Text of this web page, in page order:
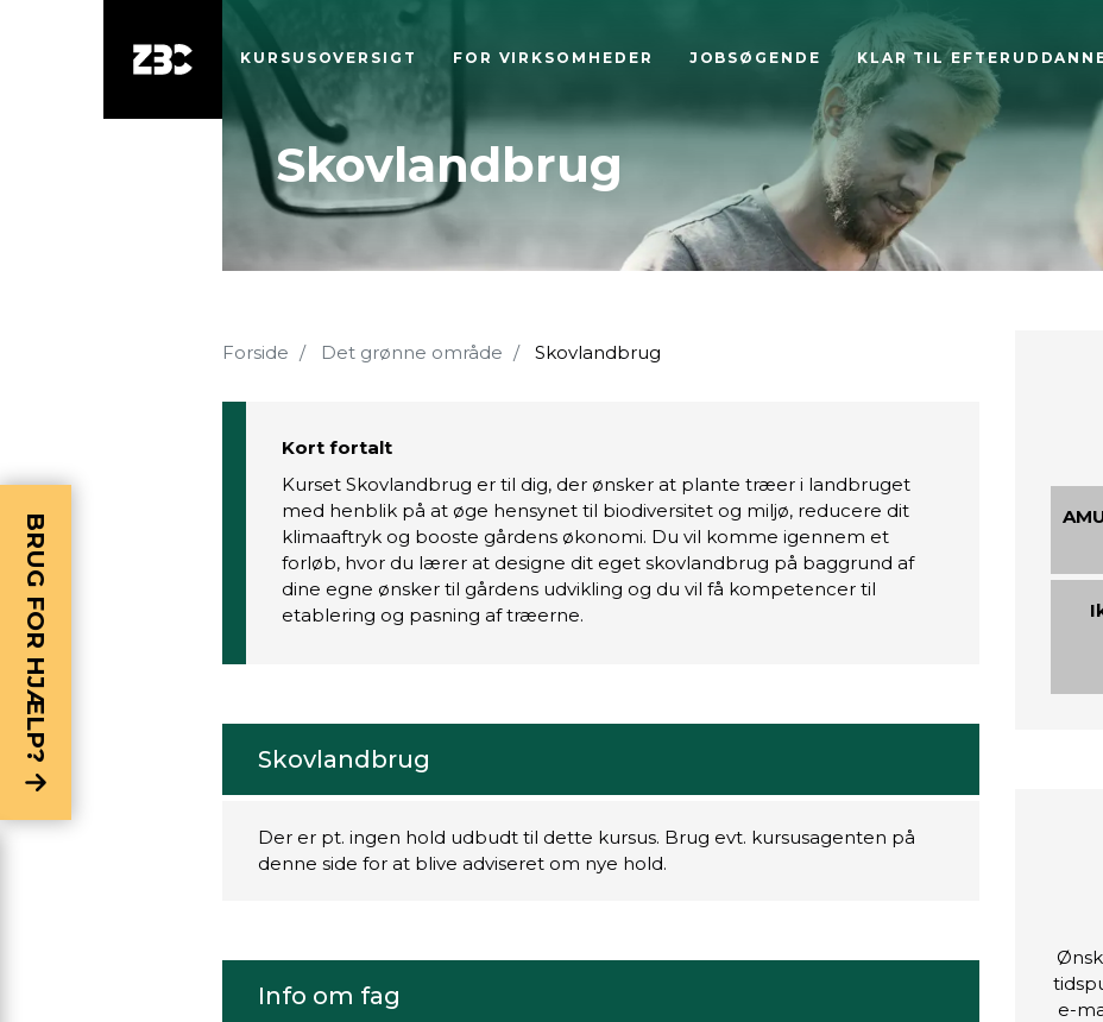
KURSUSOVERSIGT FOR VIRKSOMHEDER JOBSØGENDE KLAR TIL
Skovlandbrug
Forside Det grønne område Skovlandbrug
Kort fortalt
Kurset Skovlandbrug er til dig, der ønsker at plante træer i landbruget
med henblik på at øge hensynet til biodiversitet og miljø, reducere dit
klimaaftryk og booste gårdens økonomi. Du vil komme igennem et
forløb, hvor du lærer at designe dit eget skovlandbrug på baggrund af
dine egne ønsker til gårdens udvikling og du vil få kompetencer til
etablering og pasning af træerne.
Skovlandbrug
Der er pt. ingen hold udbudt til dette kursus. Brug evt. kursusagenten på
denne side for at blive adviseret om nye hold.
Info om fag
e-
BRUG FOR HJÆLP?